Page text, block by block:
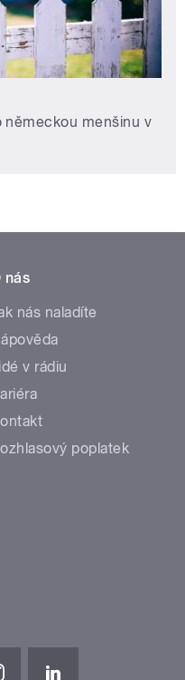
německou menšinu v
nás
nás naladíte
v rádiu
poplatek